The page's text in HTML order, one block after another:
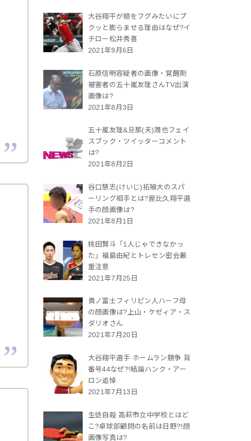
大谷翔平が頬をフグみたいにプ
クッと膨らませる理由はなぜ?イ
チロー松井秀喜
2021年9月6日
石原信明容疑者の画像・覚醒剤
被害者の五十嵐友理さんTV出演
画像は?
2021年8月3日
五十嵐友理&旦那(夫)潤也フェイ
スブック・ツイッターコメント
は?
2021年8月2日
谷口慧志(けいじ)拓殖大のスパ
ーリング相手とは?屋比久翔平選
手の顔画像は?
2021年8月1日
桃田賢斗「1人じゃできなかっ
た」福島由紀とトレセン密会厳
重注意
2021年7月25日
貴ノ富士フィリピン人ハーフ母
の顔画像は?上山・ケゼィア・ス
ダリオさん
2021年7月20日
大谷翔平選手 ホームラン競争 背
番号44なぜ?!結論ハンク・アー
ロン追悼
2021年7月13日
生徒自殺 高萩市立中学校とはど
こ?卓球部顧問の名前は日野?!顔
画像写真は?